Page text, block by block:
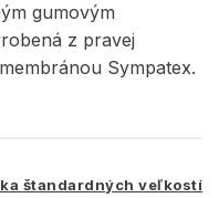
gumovým
z pravej
Sympatex.
štandardných veľkostí